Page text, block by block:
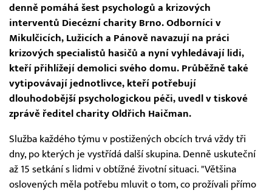
denně pomáhá šest psychologů a krizových
interventů Diecézní charity Brno. Odborníci v
Mikulčicích, Lužicích a Pánově navazují na práci
krizových specialistů hasičů a nyní vyhledávají lidi,
kteří přihlížejí demolici svého domu. Průběžně také
vytipovávají jednotlivce, kteří potřebují
dlouhodobější psychologickou péči, uvedl v tiskové
zprávě ředitel charity Oldřich Haičman.
Služba každého týmu v postižených obcích trvá vždy tři
dny, po kterých je vystřídá další skupina. Denně uskuteční
až 15 setkání s lidmi v obtížné životní situaci. "Většina
oslovených měla potřebu mluvit o tom, co prožívali přímo